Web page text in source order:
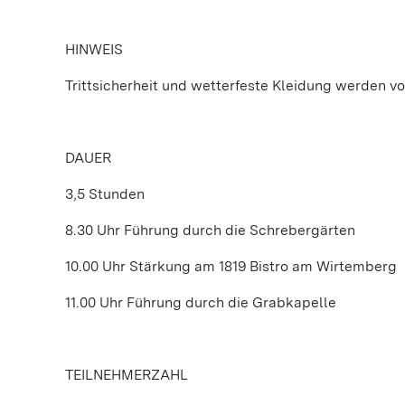
HINWEIS
Trittsicherheit und wetterfeste Kleidung werden
DAUER
3,5 Stunden
8.30 Uhr Führung durch die Schrebergärten
10.00 Uhr Stärkung am 1819 Bistro am Wirtemberg
11.00 Uhr Führung durch die Grabkapelle
TEILNEHMERZAHL